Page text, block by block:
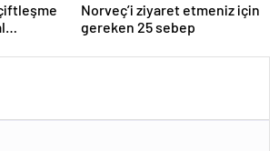
Norveç’i ziyaret etmeniz için
gereken 25 sebep